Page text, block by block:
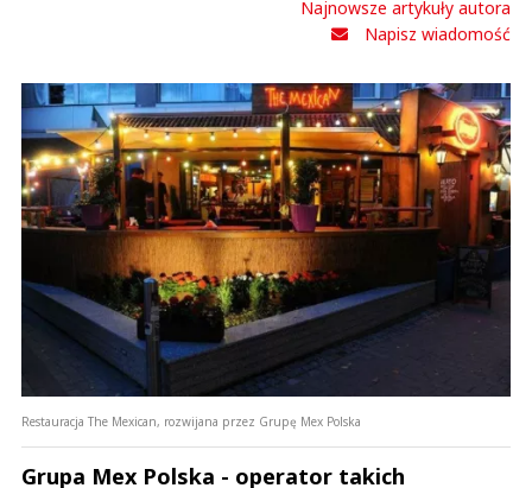
Najnowsze artykuły autora
Napisz wiadomość
Restauracja The Mexican, rozwijana przez Grupę Mex Polska
Grupa Mex Polska - operator takich